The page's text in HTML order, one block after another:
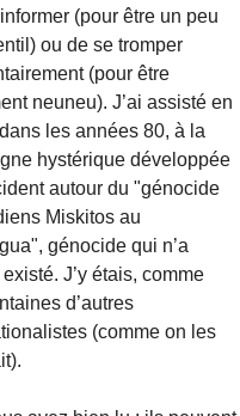
(pour être un peu
ou de se tromper
(pour être
neuneu). J’ai assisté en
les années 80, à la
hystérique développée
autour du "génocide
Miskitos au
génocide qui n’a
J’y étais, comme
d’autres
(comme on les